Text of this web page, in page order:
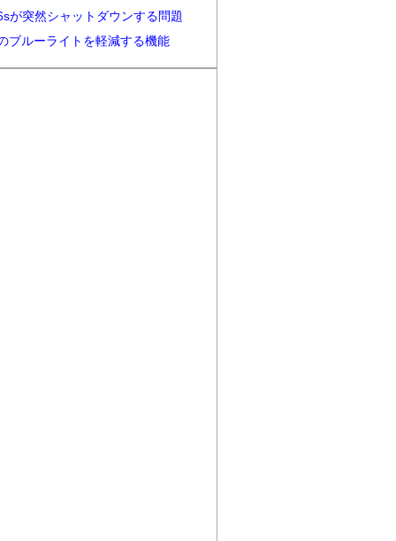
が突然シャットダウンする問題
ブルーライトを軽減する機能